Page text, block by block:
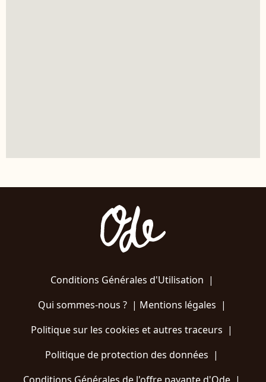
Conditions Générales d'Utilisation |
Qui sommes-nous ?| Mentions légales |
Politique sur les cookies et autres traceurs |
Politique de protection des données |